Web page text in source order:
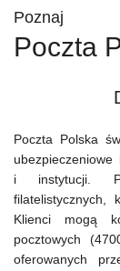
Poznaj
Poczta
Poczta Polska
i instytucji.
filatelistycznych,
Klienci mogą
pocztowych
oferowanych